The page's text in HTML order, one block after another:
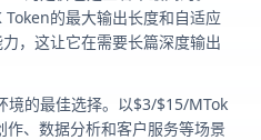
的最大输出长度和自适应
，这让它在需要长篇深度输出
境的最佳选择。以$3/$15/MTok
、数据分析和客户服务等场景